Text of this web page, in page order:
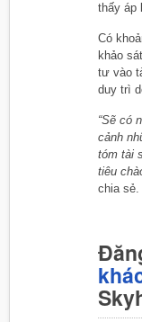
thấy áp
Có
khảo
tư vào
duy trì
“Sẽ có
cảnh
tóm tài
tiêu
chia sẻ.